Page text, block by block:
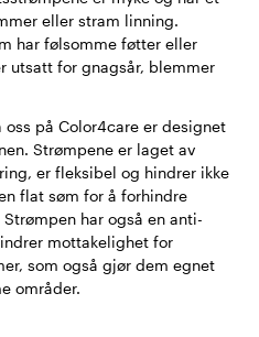
eller stram linning.
har følsomme føtter eller
utsatt for gnagsår, blemmer
på Color4care er designet
Strømpene er laget av
er fleksibel og hindrer ikke
flat søm for å forhindre
har også en anti-
mottakelighet for
som også gjør dem egnet
områder.